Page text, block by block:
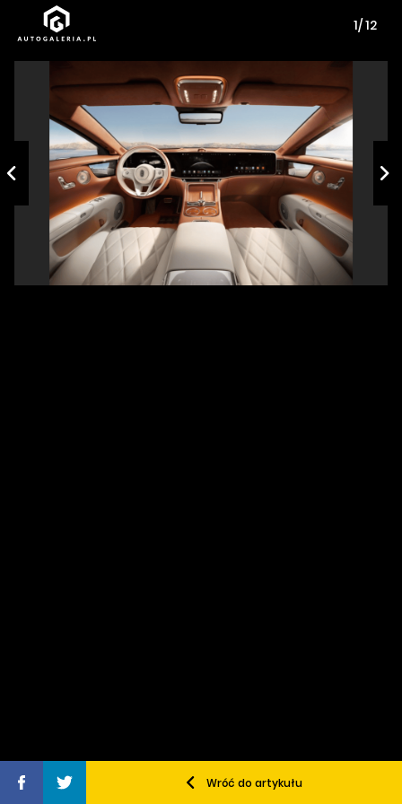
1/ 12
Wróć do artykułu